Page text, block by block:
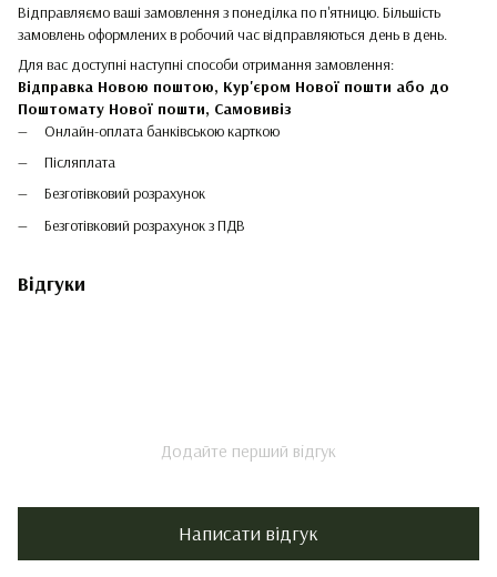
Відправляємо ваші замовлення з понеділка по п'ятницю. Більшість
замовлень оформлених в робочий час відправляються день в день.
Для вас доступні наступні способи отримання замовлення:
Відправка Новою поштою, Кур'єром Нової пошти або до
Поштомату Нової пошти, Самовивіз
Онлайн-оплата банківською карткою
Післяплата
Безготівковий розрахунок
Безготівковий розрахунок з ПДВ
Відгуки
Додайте перший відгук
Написати відгук